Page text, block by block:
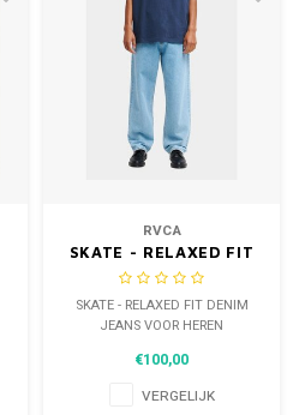
RVCA
SKATE - RELAXED FIT
DENIM JEANS VOOR
HEREN
SKATE - RELAXED FIT DENIM
JEANS VOOR HEREN
€100,00
VERGELIJK